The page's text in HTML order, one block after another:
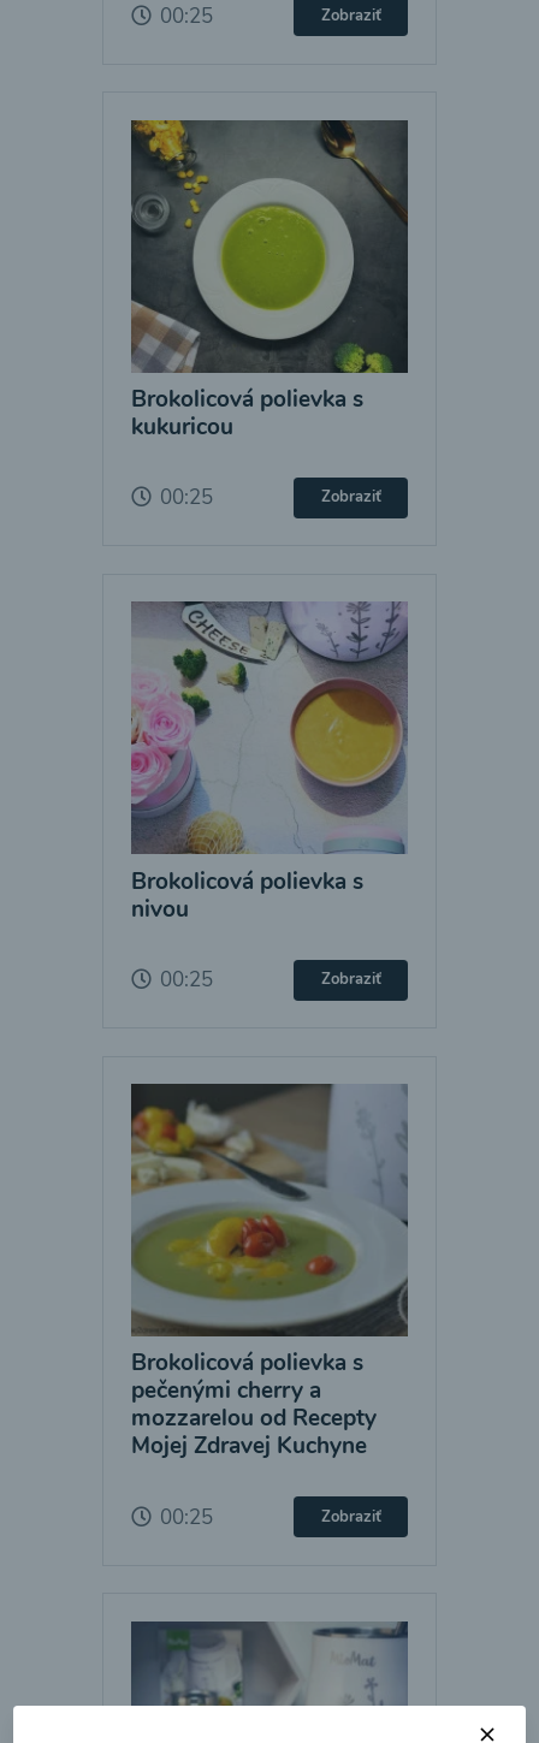
00:25 Zobraziť
Brokolicová polievka s
kukuricou
00:25 Zobraziť
Brokolicová polievka s
nivou
00:25 Zobraziť
Brokolicová polievka s
pečenými cherry a
mozzarelou od Recepty
Mojej Zdravej Kuchyne
00:25 Zobraziť